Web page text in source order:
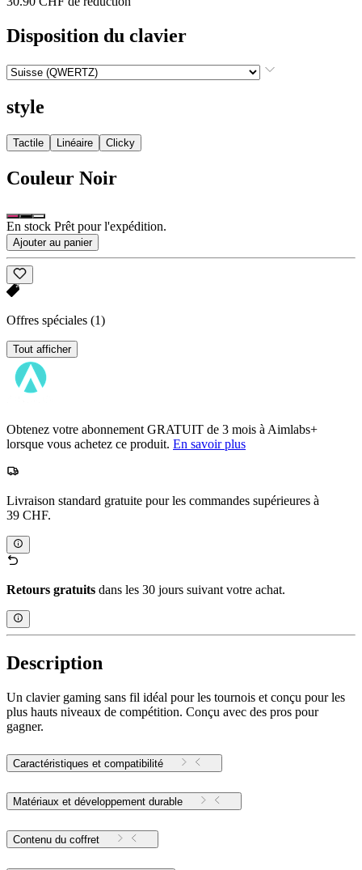
Disposition du clavier
style
Tactile Linéaire Clicky
Couleur Noir
En stock Prêt pour l'expédition.
Ajouter au panier
Offres spéciales (1)
Tout afficher
Obtenez votre abonnement GRATUIT de 3 mois à Aimlabs+
lorsque vous achetez ce produit. En savoir plus
Livraison standard gratuite pour les commandes supérieures à
39 CHF.
Retours gratuits dans les 30 jours suivant votre achat.
Description
Un clavier gaming sans fil idéal pour les tournois et conçu pour les
plus hauts niveaux de compétition. Conçu avec des pros pour
gagner.
Caractéristiques et compatibilité
Matériaux et développement durable
Contenu du coffret